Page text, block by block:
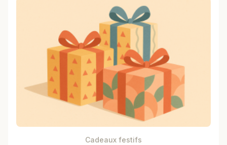
Cadeaux festifs